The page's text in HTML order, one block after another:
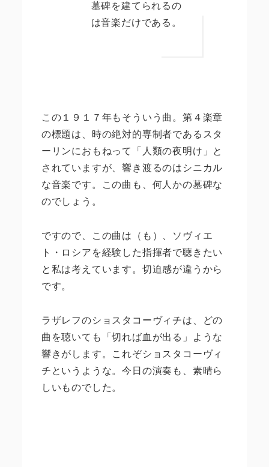
墓碑を建てられるの
は音楽だけである。
この１９１７年もそういう曲。第４楽章
の標題は、時の絶対的専制者であるスタ
ーリンにおもねって「人類の夜明け」と
されていますが、響き渡るのはシニカル
な音楽です。この曲も、何人かの墓碑な
のでしょう。
ですので、この曲は（も）、ソヴィエ
ト・ロシアを経験した指揮者で聴きたい
と私は考えています。切迫感が違うから
です。
ラザレフのショスタコーヴィチは、どの
曲を聴いても「切れば血が出る」ような
響きがします。これぞショスタコーヴィ
チというような。今日の演奏も、素晴ら
しいものでした。